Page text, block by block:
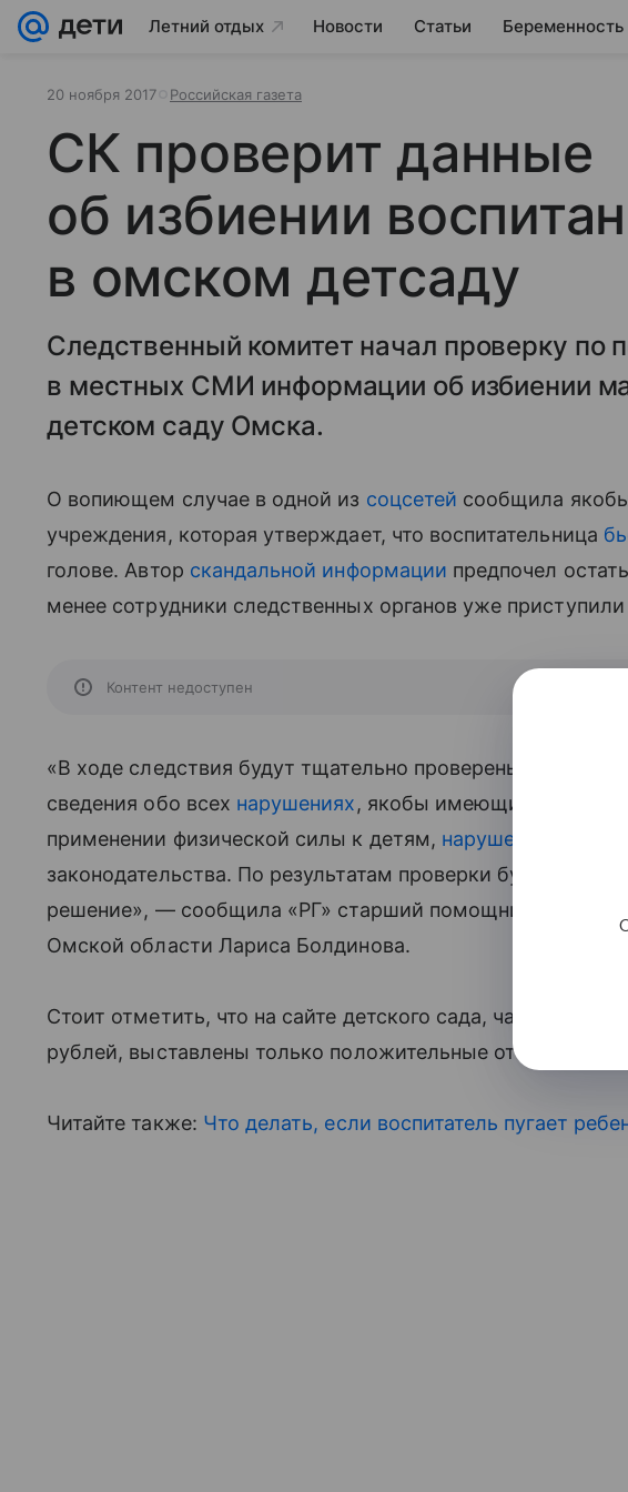
Летний отдых Новости Статьи Беременность
20 ноября 2017 Российская газета
СК проверит данные
об избиении
в омском детсаду
Следственный комитет начал проверку по
в местных СМИ информации об избиении
детском саду Омска.
О вопиющем случае в одной из соцсетей сообщила
учреждения, которая утверждает, что воспитательница
голове. Автор скандальной информации предпочел
менее сотрудники следственных органов уже
Контент недоступен
«В ходе следствия будут тщательно проверены
сведения обо всех нарушениях, якобы имеющих место в
применении физической силы к детям, нарушениях
законодательства. По результатам проверки будет
решение», — сообщила «РГ» старший помощник
Омской области Лариса Болдинова.
Стоит отметить, что на сайте детского сада, час
рублей, выставлены только положительные отзывы
Читайте также: Что делать, если воспитатель пугает